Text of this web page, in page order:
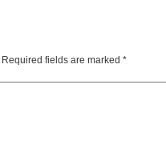
Required fields are marked *